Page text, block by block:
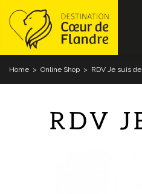
Home > Online Shop > RDV Je suis
RDV